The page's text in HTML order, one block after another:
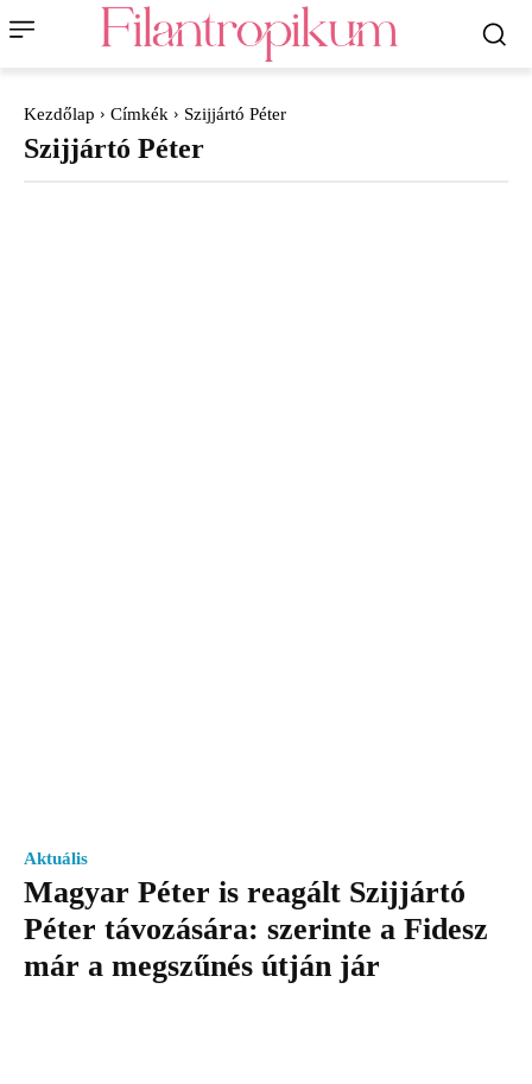
Kezdőlap Címkék Szijjártó Péter
Szijjártó Péter
Aktuális
Magyar Péter is reagált Szijjártó
Péter távozására: szerinte a Fidesz
már a megszűnés útján jár